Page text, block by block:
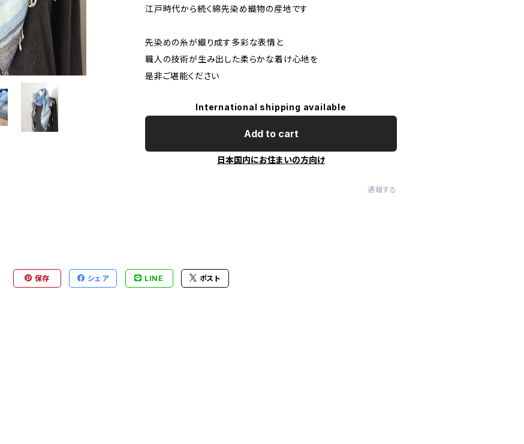
江戸時代から続く綿先染め織物の産地です
先染めの糸が織り成す多彩な表情と
職人の技術が生み出した柔らかな着け心地を
是非ご堪能ください
International shipping available
Add to cart
日本国内にお住まいの方向け
通報する
保存 シェア LINE ポスト